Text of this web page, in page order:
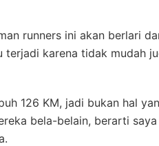
runners ini akan berlari
karena tidak mudah
126 KM, jadi bukan hal
bela-belain, berarti